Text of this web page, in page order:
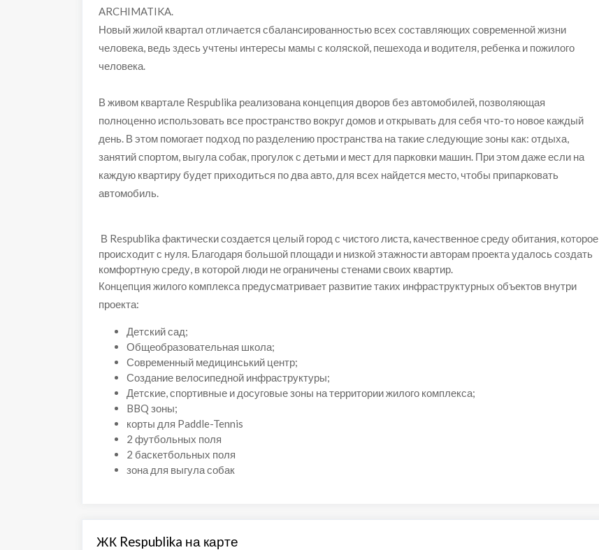
ARCHIMATIKA.
Новый жилой квартал отличается сбалансированностью всех составляющих современной жизни
человека, ведь здесь учтены интересы мамы с коляской, пешехода и водителя, ребенка и пожилого
человека.
В живом квартале Respublika реализована концепция дворов без автомобилей, позволяющая
полноценно использовать все пространство вокруг домов и открывать для себя что-то новое каждый
день. В этом помогает подход по разделению пространства на такие следующие зоны как: отдыха,
занятий спортом, выгула собак, прогулок с детьми и мест для парковки машин. При этом даже если на
каждую квартиру будет приходиться по два авто, для всех найдется место, чтобы припарковать
автомобиль.
В Respublika фактически создается целый город с чистого листа, качественное среду обитания, которое
происходит с нуля. Благодаря большой площади и низкой этажности авторам проекта удалось создать
комфортную среду, в которой люди не ограничены стенами своих квартир.
Концепция жилого комплекса предусматривает развитие таких инфраструктурных объектов внутри
проекта:
Детский сад;
Общеобразовательная школа;
Современный медицинський центр;
Создание велосипедной инфраструктуры;
Детские, спортивные и досуговые зоны на территории жилого комплекса;
BBQ зоны;
корты для Paddle-Tennis
2 футбольных поля
2 баскетбольных поля
зона для выгула собак
ЖК Respublika на карте